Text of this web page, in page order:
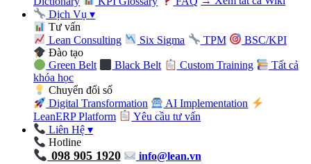
Dịch Vụ▾
Tư vấn
Lean Consulting
Six Sigma TPM
BSC/KPI
Đào tạo
Green Belt
Black Belt Custom Training
Tất cả
khóa học
Chuyển đổi số
Digital Transformation
AI Implementation
LeanERP Platform
Yêu cầu tư vấn
Liên Hệ▾
Hotline
098 905 1920
info@lean.vn